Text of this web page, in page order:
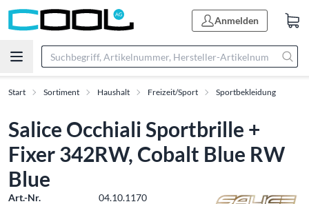
Anmelden
Start Sortiment Haushalt Freizeit/Sport Sportbekleidung
Salice Occhiali Sportbrille +
Fixer 342RW, Cobalt Blue RW
Blue
Art.-Nr.
04.10.1170